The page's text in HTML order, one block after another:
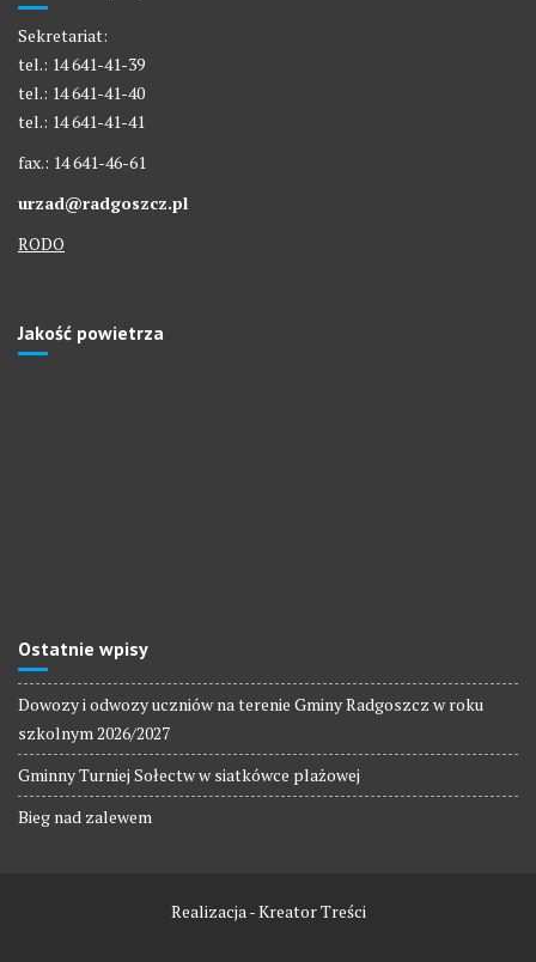
Sekretariat:
tel.: 14 641-41-39
tel.: 14 641-41-40
tel.: 14 641-41-41
fax.: 14 641-46-61
urzad@radgoszcz.pl
RODO
Jakość powietrza
Ostatnie wpisy
Dowozy i odwozy uczniów na terenie Gminy Radgoszcz w roku
szkolnym 2026/2027
Gminny Turniej Sołectw w siatkówce plażowej
Bieg nad zalewem
Realizacja - Kreator Treści